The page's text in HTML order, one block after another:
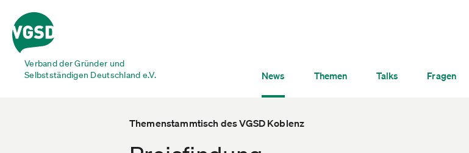
Verband der Gründer und
Selbstständigen Deutschland e.V.
News Themen Talks Fragen
Themenstammtisch des VGSD Koblenz